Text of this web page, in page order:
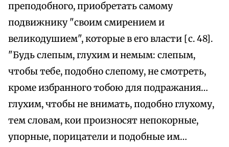
преподобного, приобретать самому
подвижнику "своим смирением и
великодушием", которые в его власти [с. 48].
"Будь слепым, глухим и немым: слепым,
чтобы тебе, подобно слепому, не смотреть,
кроме избранного тобою для подражания…
глухим, чтобы не внимать, подобно глухому,
тем словам, кои произносят непокорные,
упорные, порицатели и подобные им…